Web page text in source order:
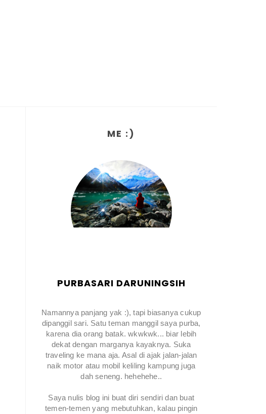
ME :)
PURBASARI DARUNINGSIH
Namannya panjang yak :), tapi biasanya cukup
dipanggil sari. Satu teman manggil saya purba,
karena dia orang batak. wkwkwk... biar lebih
dekat dengan marganya kayaknya. Suka
traveling ke mana aja. Asal di ajak jalan-jalan
naik motor atau mobil keliling kampung juga
dah seneng. hehehehe..
Saya nulis blog ini buat diri sendiri dan buat
temen-temen yang mebutuhkan, kalau pingin